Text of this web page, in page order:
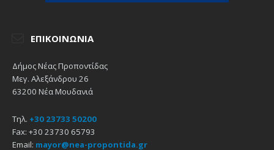
ΕΠΙΚΟΙΝΩΝΊΑ
Δήμος Νέας Προποντίδας
Μεγ. Αλεξάνδρου 26
63200 Νέα Μουδανιά
Τηλ. +30 23733 50200
Fax: +30 23730 65793
Email: mayor@nea-propontida.gr